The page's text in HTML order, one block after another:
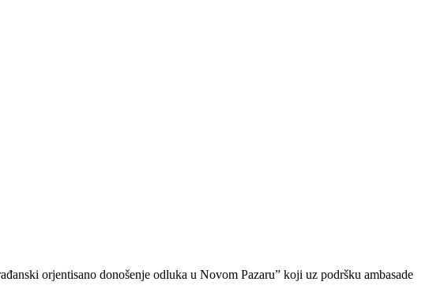
orjentisano donošenje odluka u Novom Pazaru” koji uz podršku ambasade